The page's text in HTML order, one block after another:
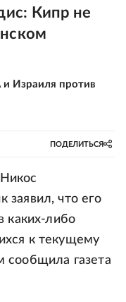
Кипр не
Израиля против
ПОДЕЛИТЬСЯ
заявил, что его
каких-либо
к текущему
сообщила газета